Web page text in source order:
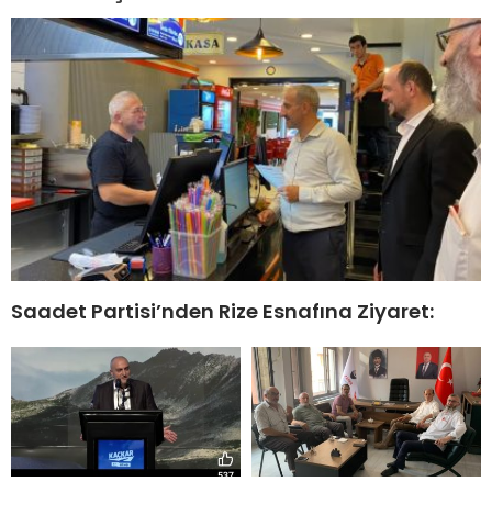
Saadet Partisi’nden Rize Esnafına Ziyaret: